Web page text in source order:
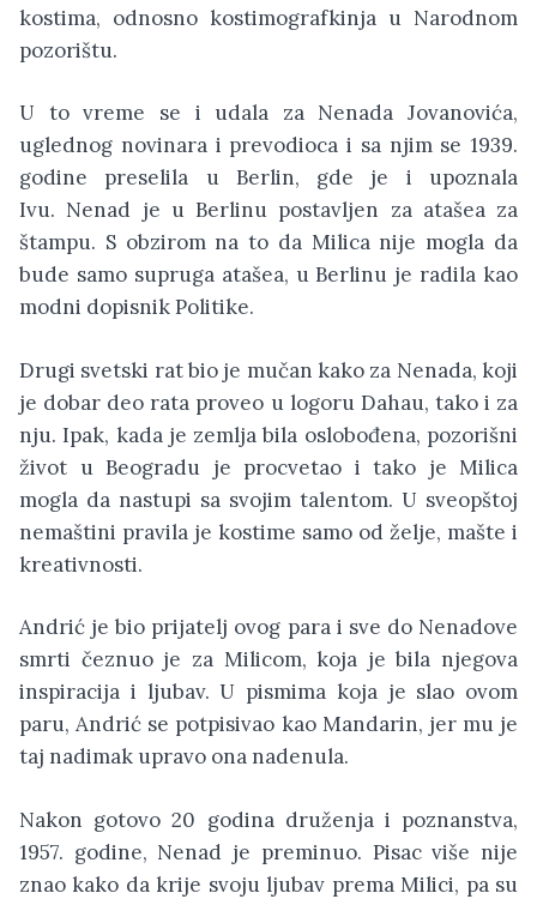
kostima, odnosno kostimografkinja u Narodnom
pozorištu.
U to vreme se i udala za Nenada Jovanovića,
uglednog novinara i prevodioca i sa njim se 1939.
godine preselila u Berlin, gde je i upoznala
Ivu. Nenad je u Berlinu postavljen za atašea za
štampu. S obzirom na to da Milica nije mogla da
bude samo supruga atašea, u Berlinu je radila kao
modni dopisnik Politike.
Drugi svetski rat bio je mučan kako za Nenada, koji
je dobar deo rata proveo u logoru Dahau, tako i za
nju. Ipak, kada je zemlja bila oslobođena, pozorišni
život u Beogradu je procvetao i tako je Milica
mogla da nastupi sa svojim talentom. U sveopštoj
nemaštini pravila je kostime samo od želje, mašte i
kreativnosti.
Andrić je bio prijatelj ovog para i sve do Nenadove
smrti čeznuo je za Milicom, koja je bila njegova
inspiracija i ljubav. U pismima koja je slao ovom
paru, Andrić se potpisivao kao Mandarin, jer mu je
taj nadimak upravo ona nadenula.
Nakon gotovo 20 godina druženja i poznanstva,
1957. godine, Nenad je preminuo. Pisac više nije
znao kako da krije svoju ljubav prema Milici, pa su